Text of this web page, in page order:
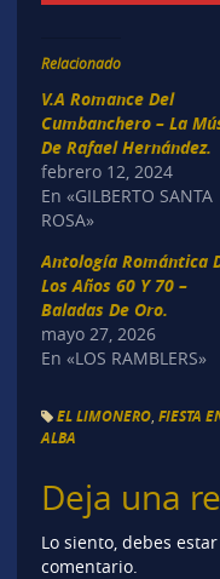
Relacionado
V.A Romance Del
Cumbanchero – La
De Rafael Hernández.
febrero 12, 2024
En «GILBERTO SANTA
ROSA»
Antología Romántica
Los Años 60 Y 70 –
Baladas De Oro.
mayo 27, 2026
En «LOS RAMBLERS»
EL LIMONERO, FIESTA
ALBA
Deja una
Lo siento, debes estar
comentario.